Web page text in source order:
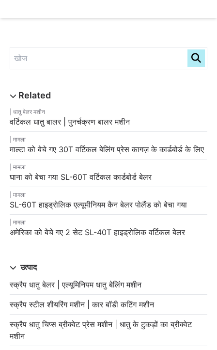
धातु बेलर मशीन
वर्टिकल धातु बालर | पुनर्चक्रण बालर मशीन
मामला
माल्टा को बेचे गए 30T वर्टिकल बेलिंग प्रेस कागज़ के कार्डबोर्ड के लिए
मामला
घाना को बेचा गया SL-60T वर्टिकल कार्डबोर्ड बेलर
मामला
SL-60T हाइड्रोलिक एल्यूमीनियम कैन बेलर पोलैंड को बेचा गया
मामला
अमेरिका को बेचे गए 2 सेट SL-40T हाइड्रोलिक वर्टिकल बेलर
उत्पाद
स्क्रैप धातु बेलर | एल्यूमिनियम धातु बेलिंग मशीन
स्क्रैप स्टील शीयरिंग मशीन | कार बॉडी कटिंग मशीन
स्क्रैप धातु चिप्स ब्रीक्वेट प्रेस मशीन | धातु के टुकड़ों का ब्रीक्वेट
मशीन